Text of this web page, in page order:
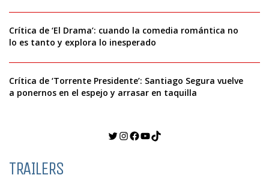
Crítica de ‘El Drama’: cuando la comedia romántica no
lo es tanto y explora lo inesperado
Crítica de ‘Torrente Presidente’: Santiago Segura vuelve
a ponernos en el espejo y arrasar en taquilla
Twitter
Instagram
Facebook
YouTube
TikTok
TRAILERS